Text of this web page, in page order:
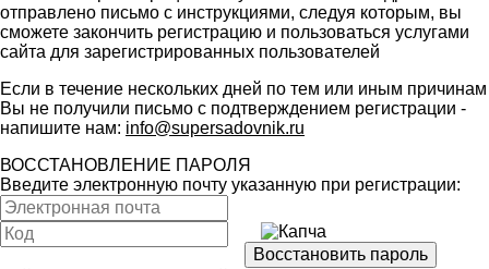
отправлено письмо с инструкциями, следуя которым, вы
сможете закончить регистрацию и пользоваться услугами
сайта для зарегистрированных пользователей
Если в течение нескольких дней по тем или иным причинам
Вы не получили письмо с подтверждением регистрации -
напишите нам: info@supersadovnik.ru
ВОССТАНОВЛЕНИЕ ПАРОЛЯ
Введите электронную почту указанную при регистрации: